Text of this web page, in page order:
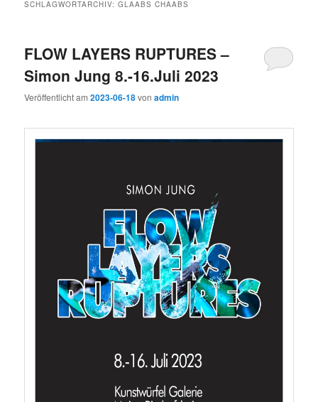
SCHLAGWORTARCHIV:GLAABS CHAABS
FLOW LAYERS RUPTURES –
Simon Jung 8.-16.Juli 2023
Veröffentlicht am2023-06-18vonadmin